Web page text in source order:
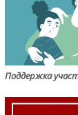
Поддержка